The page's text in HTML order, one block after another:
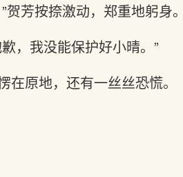
贺芳按捺激动，郑重地躬身
，我没能保护好小晴。”
原地，还有一丝丝恐慌。